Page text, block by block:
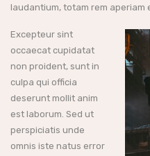
laudantium, totam rem aperiam
Excepteur sint
occaecat cupidatat
non proident, sunt in
culpa qui officia
deserunt mollit anim
est laborum. Sed ut
perspiciatis unde
omnis iste natus error